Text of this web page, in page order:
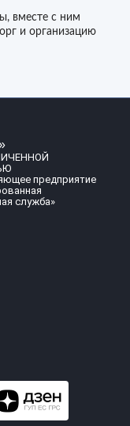
вместе с ним
и организацию
предприятие
служба»